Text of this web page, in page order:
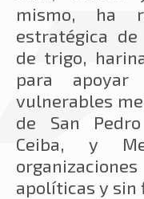
mismo, ha
estratégica
de trigo,
para
vulnerables
de San
Ceiba, y
apolíticas y sin